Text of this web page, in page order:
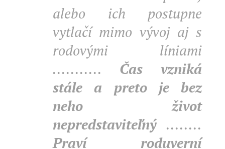
alebo ich postupne
vytlačí mimo vývoj aj s
rodovými líniami
........... Čas vzniká
stále a preto je bez
neho život
nepredstaviteľný ........
Praví roduverní